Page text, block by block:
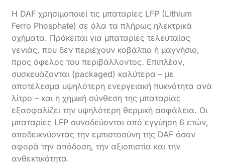
Η DAF χρησιμοποιεί τις μπαταρίες LFP (Lithium
Ferro Phosphate) σε όλα τα πλήρως ηλεκτρικά
οχήματα. Πρόκειται για μπαταρίες τελευταίας
γενιάς, που δεν περιέχουν κοβάλτιο ή μαγνήσιο,
προς όφελος του περιβάλλοντος. Επιπλέον,
συσκευάζονται (packaged) καλύτερα – με
αποτέλεσμα υψηλότερη ενεργειακή πυκνότητα ανά
λίτρο – και η χημική σύνθεση της μπαταρίας
εξασφαλίζει την υψηλότερη θερμική ασφάλεια. Οι
μπαταρίες LFP συνοδεύονται από εγγύηση 6 ετών,
αποδεικνύοντας την εμπιστοσύνη της DAF όσον
αφορά την απόδοση, την αξιοπιστία και την
ανθεκτικότητα.